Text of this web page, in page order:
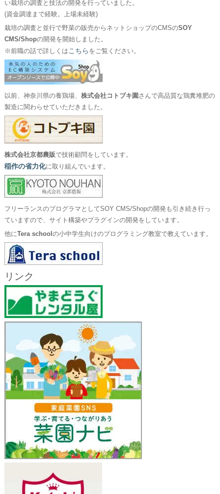
い栽培の調査と技法の開発を行っていました。
(資金調達まで経験。上場未経験)
栽培の調査と並行で野菜の販売からネットショップのCMSのSOY
CMS/Shopの開発を開始しました。
※前職の話で詳しくはこちら をご覧ください。
以前、神奈川県の養鶏場、 株式会社コトブキ園 さんで高品質な鶏糞堆肥の
製造に関わらせていただきました。
株式会社京都農販で技術顧問をしています。
稲作の省力化に取り組んでいます。
フリーランスのプログラマとしてSOY CMS/Shopの開発も引き続き行っ
ていますので、サイト構築やプラグインの開発をしています。
他にTera school の小中学生向けのプログラミング教室で教えています。
リンク